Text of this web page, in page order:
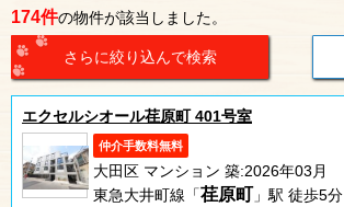
174件の物件が該当しました。
さらに絞り込んで検索
エクセルシオール荏原町 401号室
仲介手数料無料
大田区 マンション 築:2026年03月
東急大井町線「荏原町 」駅 徒歩5分